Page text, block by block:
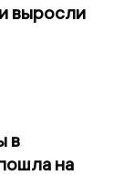
выросли
в
на